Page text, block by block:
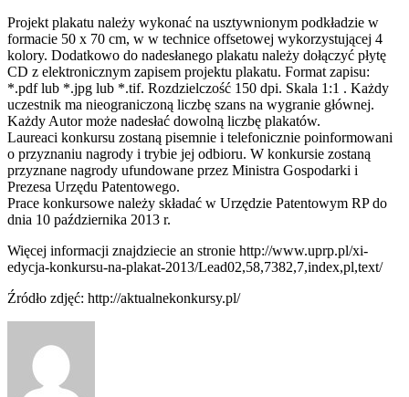
Projekt plakatu należy wykonać na usztywnionym podkładzie w
formacie 50 x 70 cm, w w technice offsetowej wykorzystującej 4
kolory. Dodatkowo do nadesłanego plakatu należy dołączyć płytę
CD z elektronicznym zapisem projektu plakatu. Format zapisu:
*.pdf lub *.jpg lub *.tif. Rozdzielczość 150 dpi. Skala 1:1 . Każdy
uczestnik ma nieograniczoną liczbę szans na wygranie głównej.
Każdy Autor może nadesłać dowolną liczbę plakatów.
Laureaci konkursu zostaną pisemnie i telefonicznie poinformowani
o przyznaniu nagrody i trybie jej odbioru. W konkursie zostaną
przyznane nagrody ufundowane przez Ministra Gospodarki i
Prezesa Urzędu Patentowego.
Prace konkursowe należy składać w Urzędzie Patentowym RP do
dnia 10 października 2013 r.
Więcej informacji znajdziecie an stronie http://www.uprp.pl/xi-
edycja-konkursu-na-plakat-2013/Lead02,58,7382,7,index,pl,text/
Źródło zdjęć: http://aktualnekonkursy.pl/